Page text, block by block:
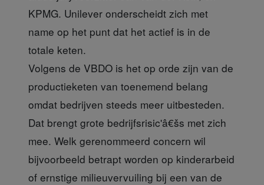
KPMG. Unilever onderscheidt zich met
name op het punt dat het actief is in de
totale keten.
Volgens de VBDO is het op orde zijn van de
productieketen van toenemend belang
omdat bedrijven steeds meer uitbesteden.
Dat brengt grote bedrijfsrisic'â€šs met zich
mee. Welk gerenommeerd concern wil
bijvoorbeeld betrapt worden op kinderarbeid
of ernstige milieuvervuiling bij een van de